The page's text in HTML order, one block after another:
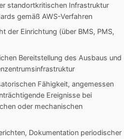
standortkritischen Infrastruktur
gemäß AWS-Verfahren
der Einrichtung (über BMS, PMS,
Bereitstellung des Ausbaus und
Fähigkeit, angemessen
Ereignisse bei
oder mechanischen
Dokumentation periodischer